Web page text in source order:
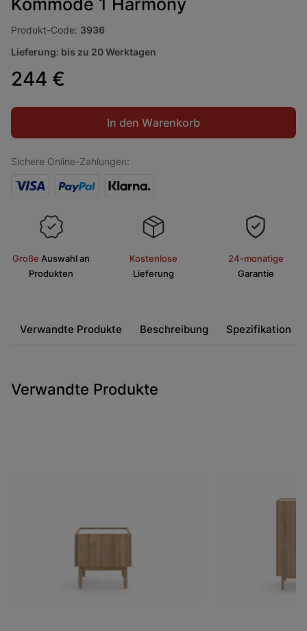
Produkt-Code: 3936
Lieferung: bis zu 20 Werktagen
244 €
In den Warenkorb
Sichere Online-Zahlungen:
Große Auswahl an
Produkten
Kostenlose
Lieferung
24-monatige
Garantie
Verwandte Produkte Beschreibung Spezifikation
Verwandte Produkte